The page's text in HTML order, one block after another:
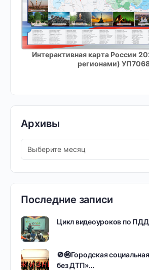
Интерактивная карта России
регионами)
Архивы
Последние записи
Цикл видеоуроков по
🚫🚳Городская
без ДТП»…